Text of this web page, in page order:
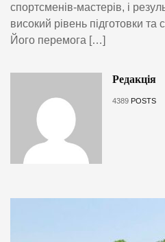
спортсменів-мастерів, і
високий рівень підготовки та
Його перемога […]
Редакція
4389 POSTS